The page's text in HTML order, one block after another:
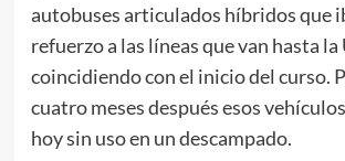
autobuses articulados híbridos que
refuerzo a las líneas que van hasta
coincidiendo con el inicio del curso.
cuatro meses después esos
hoy sin uso en un descampado.